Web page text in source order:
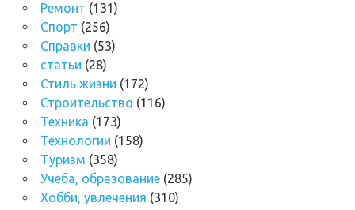
Ремонт (131)
Спорт (256)
Справки (53)
статьи (28)
Стиль жизни (172)
Строительство (116)
Техника (173)
Технологии (158)
Туризм (358)
Учеба, образование(285)
Хобби, увлечения (310)